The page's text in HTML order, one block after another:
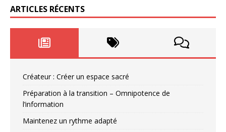
ARTICLES RÉCENTS
Créateur : Créer un espace sacré
Préparation à la transition – Omnipotence de
l’information
Maintenez un rythme adapté